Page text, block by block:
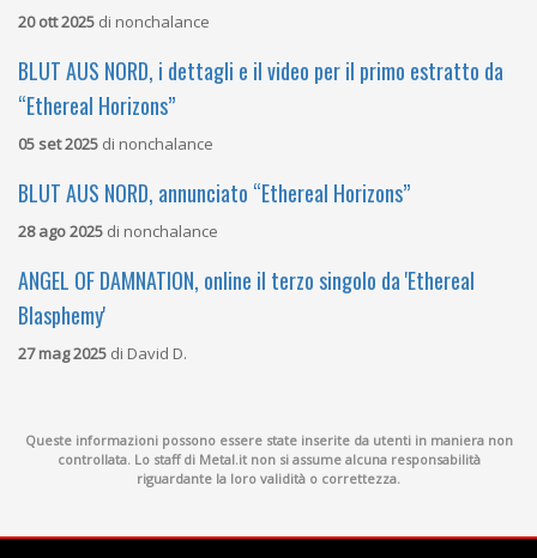
20 ott 2025 di nonchalance
BLUT AUS NORD, i dettagli e il video per il primo estratto da
“Ethereal Horizons”
05 set 2025 di nonchalance
BLUT AUS NORD, annunciato “Ethereal Horizons”
28 ago 2025 di nonchalance
ANGEL OF DAMNATION, online il terzo singolo da 'Ethereal
Blasphemy'
27 mag 2025 di David D.
Queste informazioni possono essere state inserite da utenti in maniera non
controllata. Lo staff di Metal.it non si assume alcuna responsabilità
riguardante la loro validità o correttezza.